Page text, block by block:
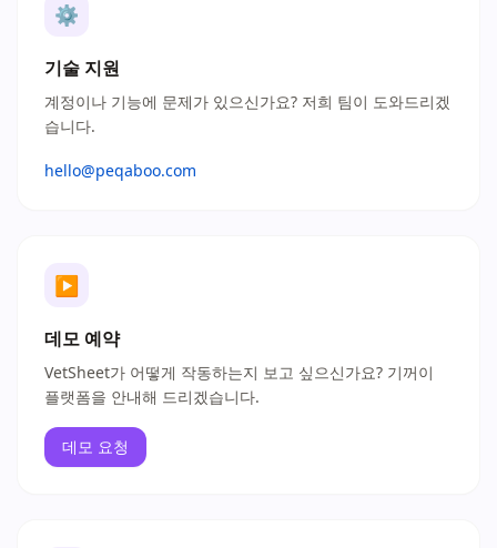
⚙
기술 지원
계정이나 기능에 문제가 있으신가요? 저희 팀이 도와드리겠
습니다.
hello@peqaboo.com
▶
데모 예약
VetSheet가 어떻게 작동하는지 보고 싶으신가요? 기꺼이
플랫폼을 안내해 드리겠습니다.
데모 요청